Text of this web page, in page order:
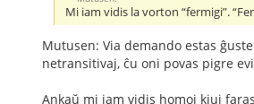
Mi iam vidis la vorton “fermigi”.
Mutusen: Via demando estas
netransitivaj, ĉu oni povas pigre
Ankaŭ mi jam vidis homoj kiuj